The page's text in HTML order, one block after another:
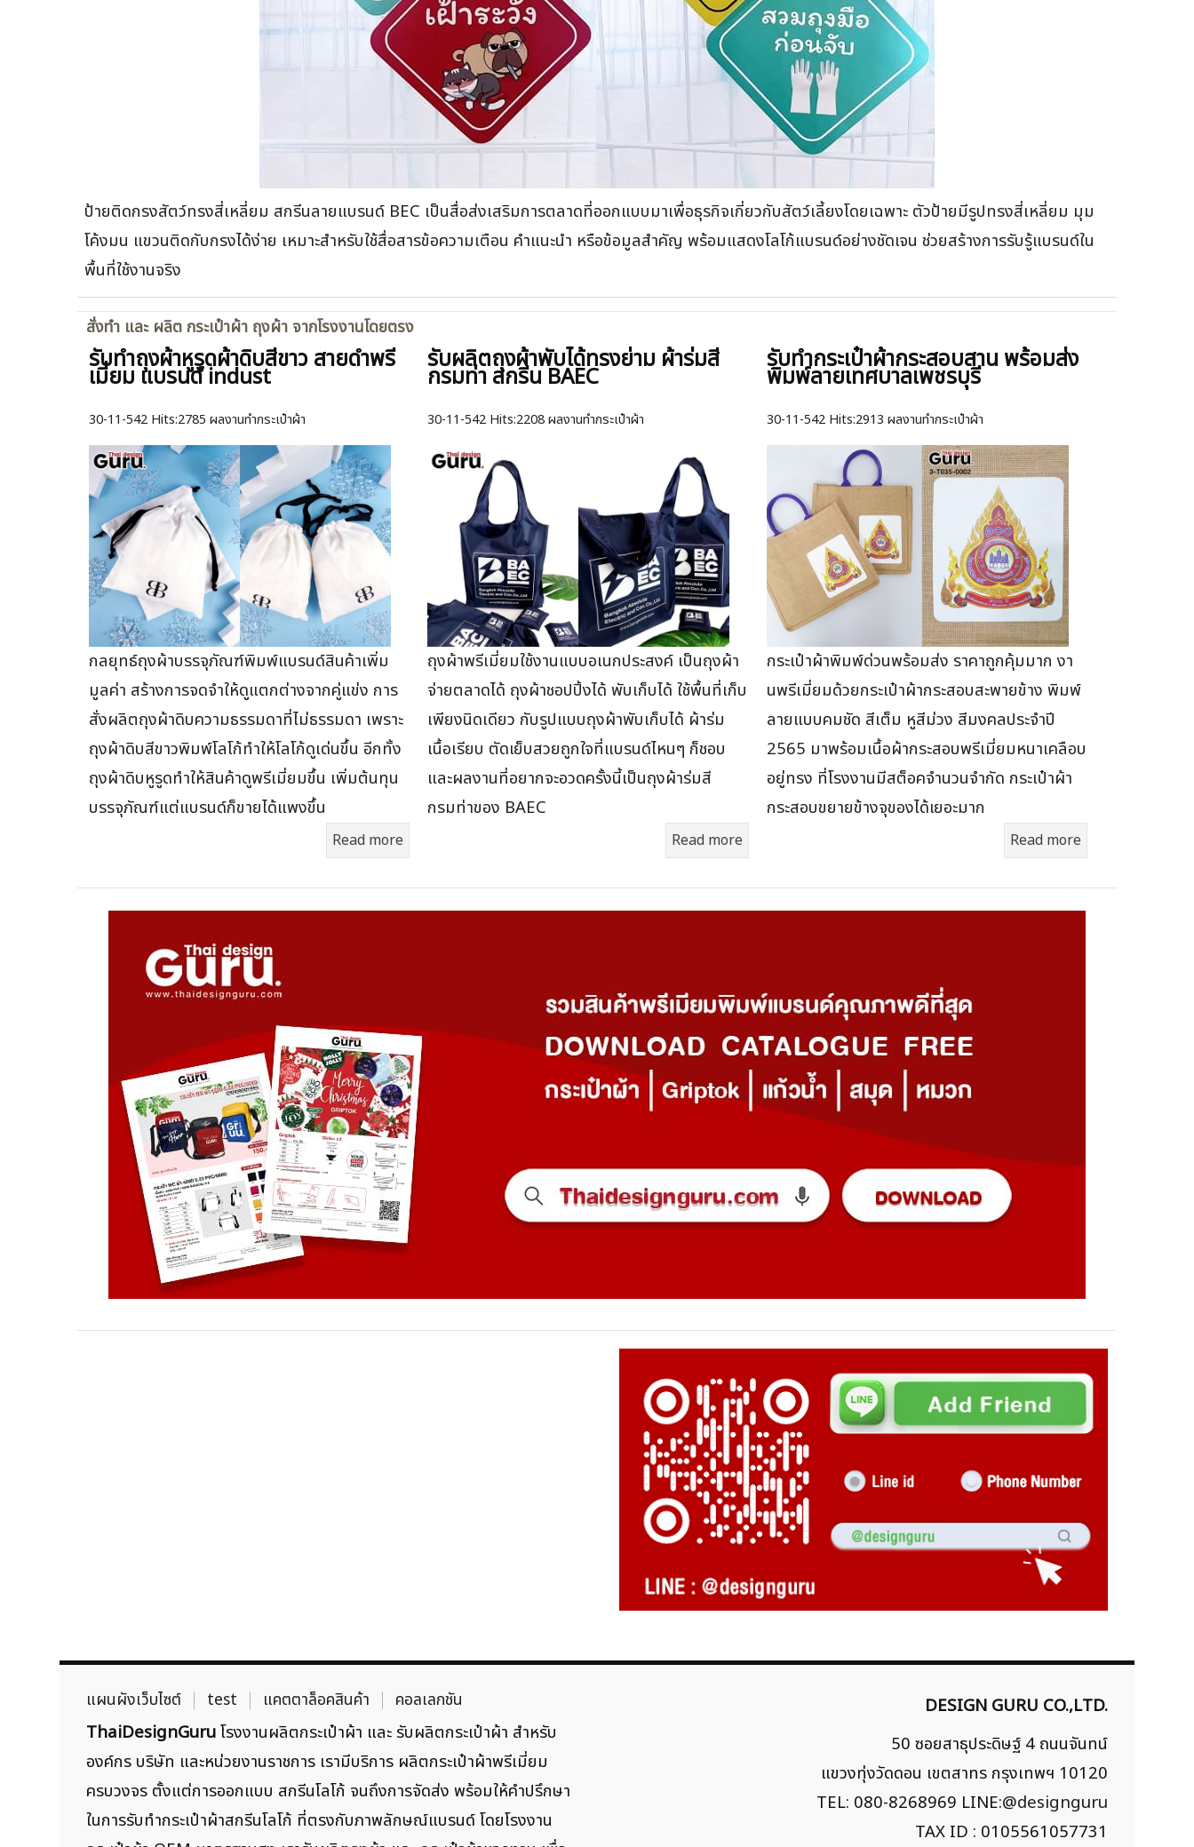
ป้ายติดกรงสัตว์ทรงสี่เหลี่ยม สกรีนลายแบรนด์ BEC เป็นสื่อส่งเสริมการตลาดที่ออกแบบมาเพื่อธุรกิจเกี่ยวกับสัตว์เลี้ยงโดยเฉพาะ ตัวป้ายมีรูปทรงสี่เหลี่ยม มุม
โค้งมน แขวนติดกับกรงได้ง่าย เหมาะสำหรับใช้สื่อสารข้อความเตือน คำแนะนำ หรือข้อมูลสำคัญ พร้อมแสดงโลโก้แบรนด์อย่างชัดเจน ช่วยสร้างการรับรู้แบรนด์ใน
พื้นที่ใช้งานจริง
สั่งทำ และ ผลิต กระเป๋าผ้า ถุงผ้า จากโรงงานโดยตรง
รับทำถุงผ้าหูรูดผ้าดิบสีขาว สายดำพรี
เมี่ยม แบรนด์ indust
30-11-542 Hits:2785 ผลงานทำกระเป๋าผ้า
กลยุทธ์ถุงผ้าบรรจุภัณฑ์พิมพ์แบรนด์สินค้าเพิ่ม
มูลค่า สร้างการจดจำให้ดูแตกต่างจากคู่แข่ง การ
สั่งผลิตถุงผ้าดิบความธรรมดาที่ไม่ธรรมดา เพราะ
ถุงผ้าดิบสีขาวพิมพ์โลโก้ทำให้โลโก้ดูเด่นขึ้น อีกทั้ง
ถุงผ้าดิบหูรูดทำให้สินค้าดูพรีเมี่ยมขึ้น เพิ่มต้นทุน
บรรจุภัณฑ์แต่แบรนด์ก็ขายได้แพงขึ้น
Read more
รับผลิตถุงผ้าพับได้ทรงย่าม ผ้าร่มสี
กรมท่า สกรีน BAEC
30-11-542 Hits:2208 ผลงานทำกระเป๋าผ้า
ถุงผ้าพรีเมี่ยมใช้งานแบบอเนกประสงค์ เป็นถุงผ้า
จ่ายตลาดได้ ถุงผ้าชอปปิ้งได้ พับเก็บได้ ใช้พื้นที่เก็บ
เพียงนิดเดียว กับรูปแบบถุงผ้าพับเก็บได้ ผ้าร่ม
เนื้อเรียบ ตัดเย็บสวยถูกใจที่แบรนด์ไหนๆ ก็ชอบ
และผลงานที่อยากจะอวดครั้งนี้เป็นถุงผ้าร่มสี
กรมท่าของ BAEC
Read more
รับทำกระเป๋าผ้ากระสอบสาน พร้อมส่ง
พิมพ์ลายเทศบาลเพชรบุรี
30-11-542 Hits:2913 ผลงานทำกระเป๋าผ้า
กระเป๋าผ้าพิมพ์ด่วนพร้อมส่ง ราคาถูกคุ้มมาก งา
นพรีเมี่ยมด้วยกระเป๋าผ้ากระสอบสะพายข้าง พิมพ์
ลายแบบคมชัด สีเต็ม หูสีม่วง สีมงคลประจำปี
2565 มาพร้อมเนื้อผ้ากระสอบพรีเมี่ยมหนาเคลือบ
อยู่ทรง ที่โรงงานมีสต็อคจำนวนจำกัด กระเป๋าผ้า
กระสอบขยายข้างจุของได้เยอะมาก
Read more
แผนผังเว็บไซต์ test แคตตาล็อคสินค้า คอลเลกชัน
ThaiDesignGuruโรงงานผลิตกระเป๋าผ้า และ รับผลิตกระเป๋าผ้า สำหรับ
องค์กร บริษัท และหน่วยงานราชการ เรามีบริการ ผลิตกระเป๋าผ้าพรีเมี่ยม
ครบวงจร ตั้งแต่การออกแบบ สกรีนโลโก้ จนถึงการจัดส่ง พร้อมให้คำปรึกษา
ในการรับทำกระเป๋าผ้าสกรีนโลโก้ ที่ตรงกับภาพลักษณ์แบรนด์ โดยโรงงาน
DESIGN GURU CO.,LTD.
50 ซอยสาธุประดิษฐ์ 4 ถนนจันทน์
แขวงทุ่งวัดดอน เขตสาทร กรุงเทพฯ 10120
TEL: 080-8268969 LINE:@designguru
TAX ID : 0105561057731